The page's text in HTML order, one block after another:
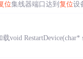
位集线器端口达到 复位设
void